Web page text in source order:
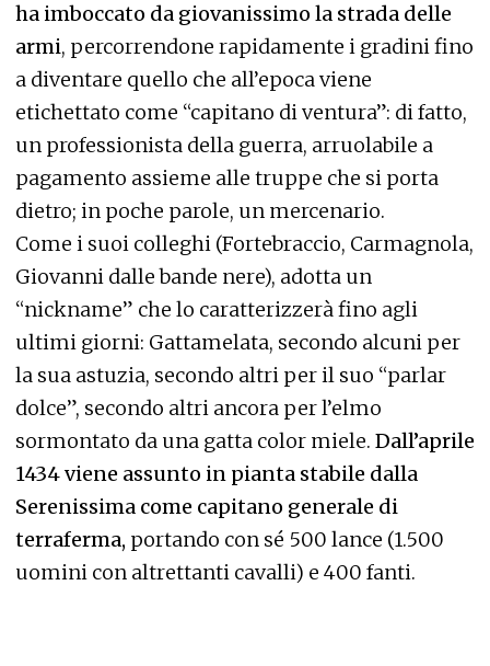
ha imboccato da giovanissimo la strada delle
armi, percorrendone rapidamente i gradini fino
a diventare quello che all’epoca viene
etichettato come “capitano di ventura”: di fatto,
un professionista della guerra, arruolabile a
pagamento assieme alle truppe che si porta
dietro; in poche parole, un mercenario.
Come i suoi colleghi (Fortebraccio, Carmagnola,
Giovanni dalle bande nere), adotta un
“nickname” che lo caratterizzerà fino agli
ultimi giorni: Gattamelata, secondo alcuni per
la sua astuzia, secondo altri per il suo “parlar
dolce”, secondo altri ancora per l’elmo
sormontato da una gatta color miele. Dall’aprile
1434 viene assunto in pianta stabile dalla
Serenissima come capitano generale di
terraferma, portando con sé 500 lance (1.500
uomini con altrettanti cavalli) e 400 fanti.